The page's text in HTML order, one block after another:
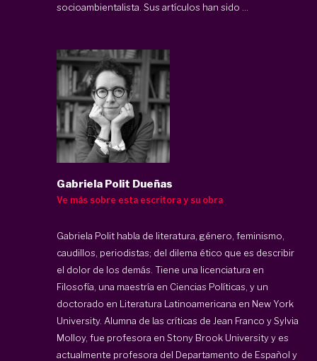
socioambientalista. Sus artículos han sido ...
Gabriela Polit Dueñas
Ve más sobre esta escritora y su obra
Gabriela Polit habla de literatura, género, feminismo,
caudillos, periodistas; del dilema ético que es describir
el dolor de los demás. Tiene una licenciatura en
Filosofía, una maestría en Ciencias Políticas, y un
doctorado en Literatura Latinoamericana en New York
University. Alumna de las críticas de Jean Franco y Sylvia
Molloy, fue profesora en Stony Brook University y es
actualmente profesora del Departamento de Español y